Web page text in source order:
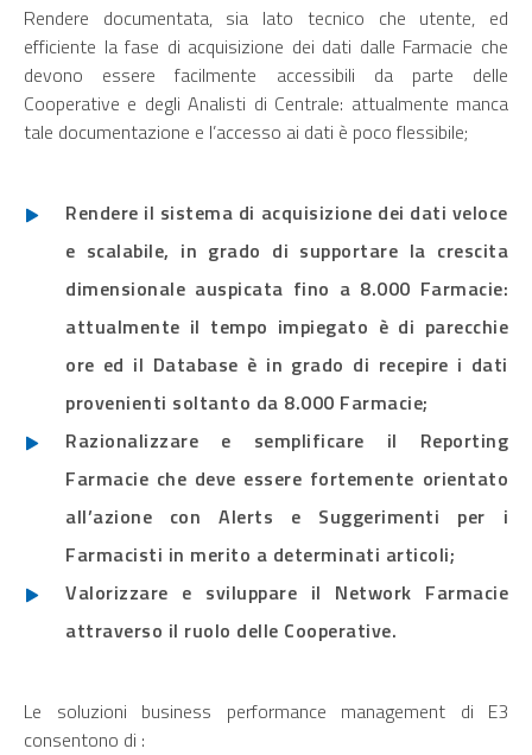
Rendere documentata, sia lato tecnico che utente, ed
efficiente la fase di acquisizione dei dati dalle Farmacie che
devono essere facilmente accessibili da parte delle
Cooperative e degli Analisti di Centrale: attualmente manca
tale documentazione e l’accesso ai dati è poco flessibile;
Rendere il sistema di acquisizione dei dati veloce
e scalabile, in grado di supportare la crescita
dimensionale auspicata fino a 8.000 Farmacie:
attualmente il tempo impiegato è di parecchie
ore ed il Database è in grado di recepire i dati
provenienti soltanto da 8.000 Farmacie;
Razionalizzare e semplificare il Reporting
Farmacie che deve essere fortemente orientato
all’azione con Alerts e Suggerimenti per i
Farmacisti in merito a determinati articoli;
Valorizzare e sviluppare il Network Farmacie
attraverso il ruolo delle Cooperative.
Le soluzioni business performance management di E3
consentono di :